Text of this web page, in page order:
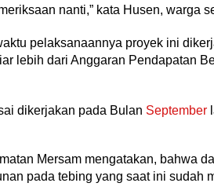
nanti,” kata Husen, warga
pelaksanaannya proyek ini
lebih dari Anggaran Pendapatan
dikerjakan pada Bulan September
Mersam mengatakan, bahwa
pada tebing yang saat ini sudah